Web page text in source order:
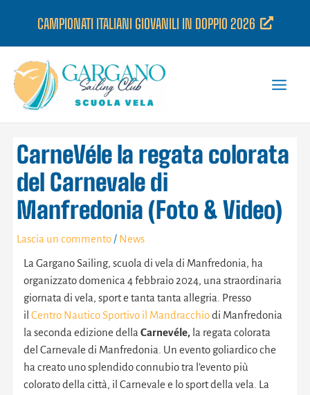
CAMPIONATI ITALIANI GIOVANILI IN DOPPIO 2026
CarneVéle la regata colorata
del Carnevale di
Manfredonia (Foto & Video)
Lascia un commento / News
La Gargano Sailing, scuola di vela di Manfredonia, ha
organizzato domenica 4 febbraio 2024, una straordinaria
giornata di vela, sport e tanta tanta allegria. Presso
ilCentro Nautico Sportivo il Mandracchiodi Manfredonia
la seconda edizione dellaCarnevéle, la regata colorata
del Carnevale di Manfredonia. Un evento goliardico che
ha creato uno splendido connubio tra l’evento più
colorato della città, il Carnevale e lo sport della vela. La